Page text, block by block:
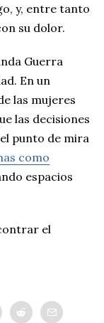
y, entre tanto
su dolor.
Guerra
En un
las mujeres
las decisiones
punto de mira
como
espacios
el